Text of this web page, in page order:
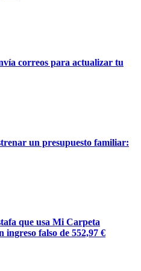
correos para actualizar tu
un presupuesto familiar:
que usa Mi Carpeta
falso de 552,97 €